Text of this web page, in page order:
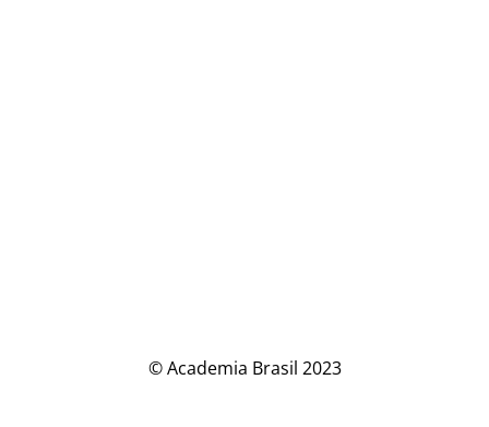
© Academia Brasil 2023